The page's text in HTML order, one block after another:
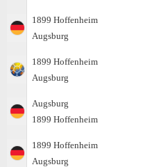
1899 Hoffenheim
Augsburg
1899 Hoffenheim
Augsburg
Augsburg
1899 Hoffenheim
1899 Hoffenheim
Augsburg